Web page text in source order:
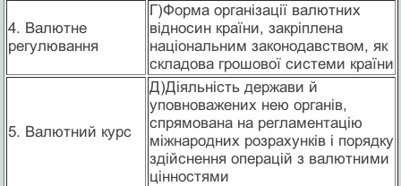
4. Валютне
регулювання
Г)Форма організації валютних
відносин країни, закріплена
національним законодавством, як
складова грошової системи країни
5. Валютний курс
Д)Діяльність держави й
уповноважених нею органів,
спрямована на регламентацію
міжнародних розрахунків і порядку
здійснення операцій з валютними
цінностями